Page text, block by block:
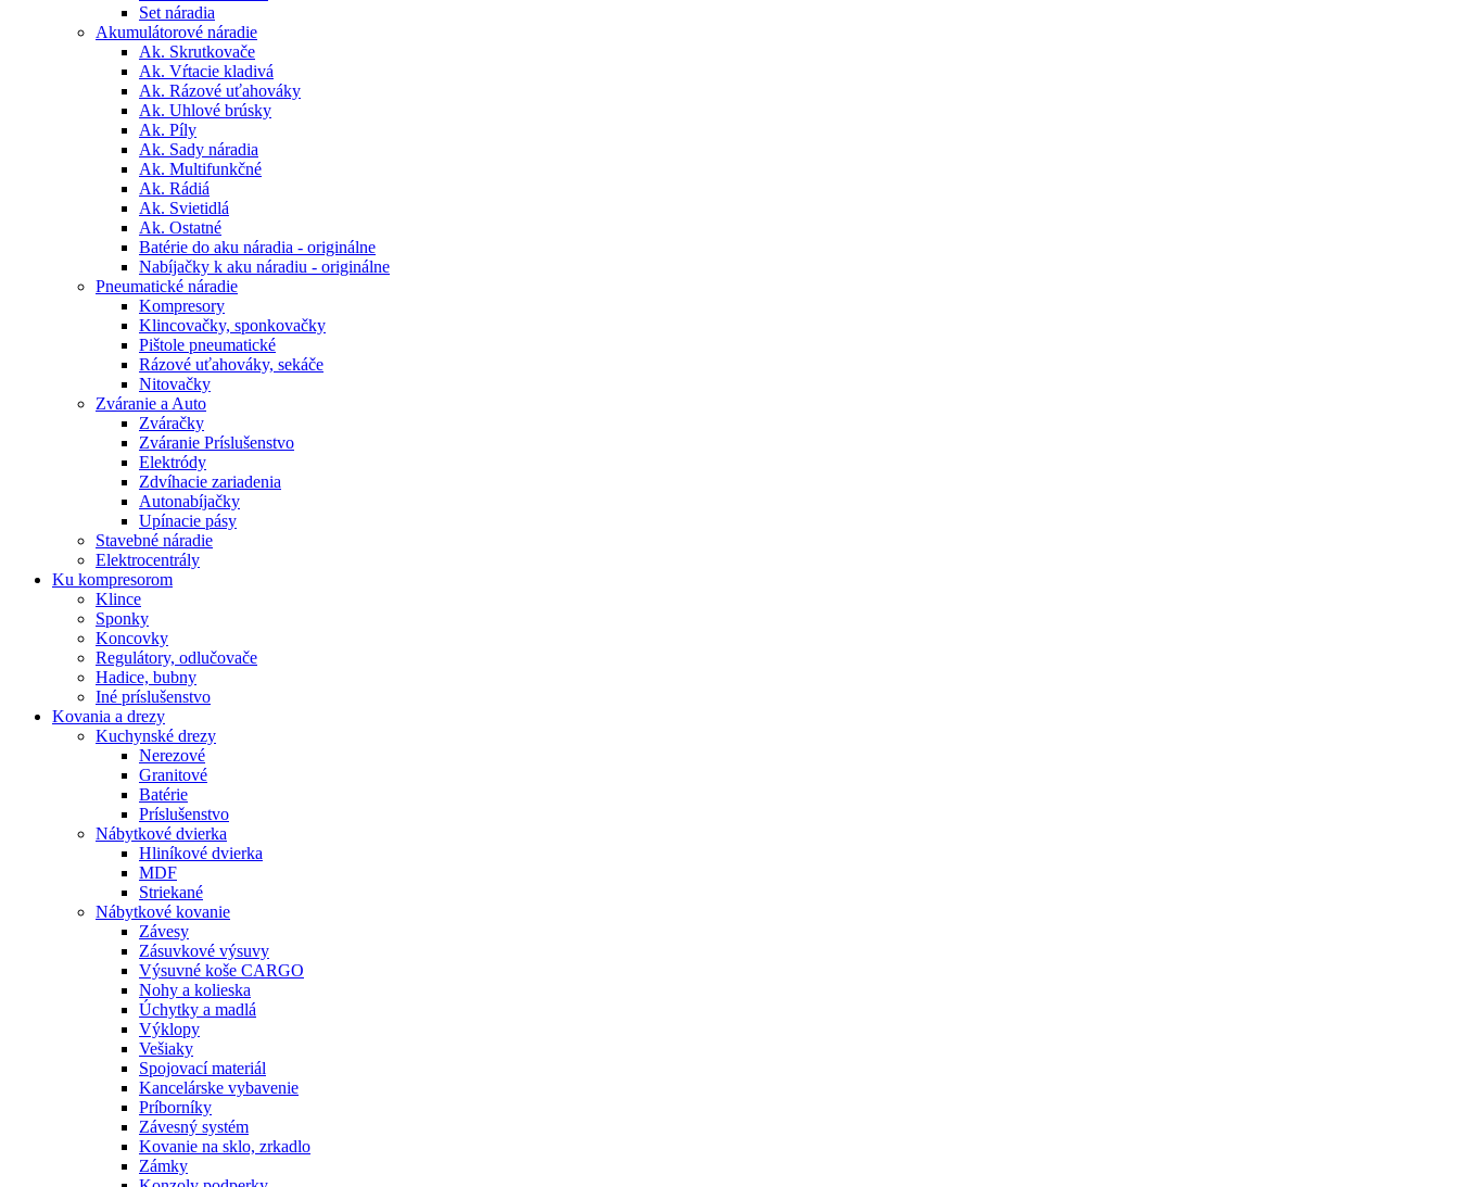
Set náradia
Akumulátorové náradie
Ak. Skrutkovače
Ak. Vŕtacie kladivá
Ak. Rázové uťahováky
Ak. Uhlové brúsky
Ak. Píly
Ak. Sady náradia
Ak. Multifunkčné
Ak. Rádiá
Ak. Svietidlá
Ak. Ostatné
Batérie do aku náradia - originálne
Nabíjačky k aku náradiu - originálne
Pneumatické náradie
Kompresory
Klincovačky, sponkovačky
Pištole pneumatické
Rázové uťahováky, sekáče
Nitovačky
Zváranie a Auto
Zváračky
Zváranie Príslušenstvo
Elektródy
Zdvíhacie zariadenia
Autonabíjačky
Upínacie pásy
Stavebné náradie
Elektrocentrály
Ku kompresorom
Klince
Sponky
Koncovky
Regulátory, odlučovače
Hadice, bubny
Iné príslušenstvo
Kovania a drezy
Kuchynské drezy
Nerezové
Granitové
Batérie
Príslušenstvo
Nábytkové dvierka
Hliníkové dvierka
MDF
Striekané
Nábytkové kovanie
Závesy
Zásuvkové výsuvy
Výsuvné koše CARGO
Nohy a kolieska
Úchytky a madlá
Výklopy
Vešiaky
Spojovací materiál
Kancelárske vybavenie
Príborníky
Závesný systém
Kovanie na sklo, zrkadlo
Zámky